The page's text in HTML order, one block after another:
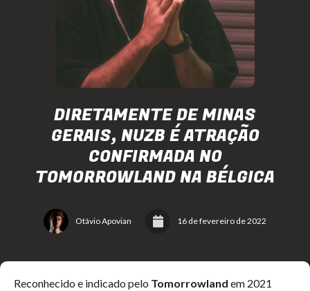
DIRETAMENTE DE MINAS
GERAIS, NUZB É ATRAÇÃO
CONFIRMADA NO
TOMORROWLAND NA BÉLGICA
Otávio Apovian 16 de fevereiro de 2022
Reconhecido e indicado pelo Tomorrowland em 2021